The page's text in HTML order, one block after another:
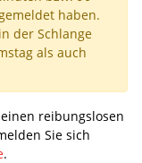
haben.
der Schlange
als auch
reibungslosen
Sie sich
.